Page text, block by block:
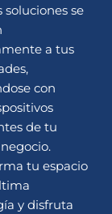
soluciones se
a tus
con
de tu
tu espacio
y disfruta